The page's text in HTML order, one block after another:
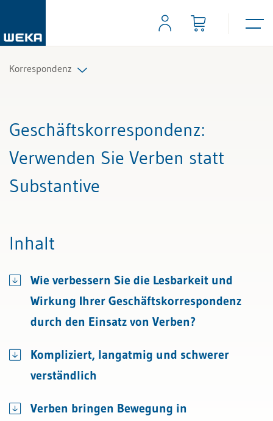
Korrespondenz
Alle Fachexperten
Geschäftskorrespondenz:
Verwenden Sie Verben statt
Substantive
Inhalt
Wie verbessern Sie die Lesbarkeit und
Wirkung Ihrer Geschäftskorrespondenz
durch den Einsatz von Verben?
Kompliziert, langatmig und schwerer
verständlich
Verben bringen Bewegung in